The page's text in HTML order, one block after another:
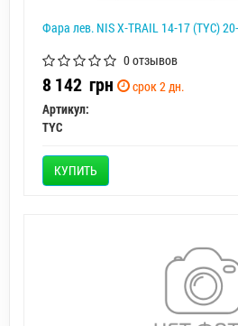
Фара лев. NIS X-TRAIL 14-17 (TYC)
0 отзывов
8 142 грн
срок 2 дн.
Артикул:
TYC
КУПИТЬ